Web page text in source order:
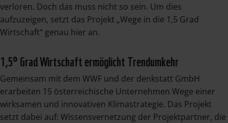
verloren. Doch das muss nicht so sein. Um dies
aufzuzeigen, setzt das Projekt „Wege in die 1,5 Grad
Wirtschaft“ genau hier an.
1,5° Grad Wirtschaft ermöglicht Trendumkehr
Gemeinsam mit dem WWF und der denkstatt GmbH
erarbeiten 15 österreichische Unternehmen Wege einer
wirksamen und innovativen Klimastrategie. Das Projekt
setzt dabei auf: Wissensvernetzung der Projektpartner, die